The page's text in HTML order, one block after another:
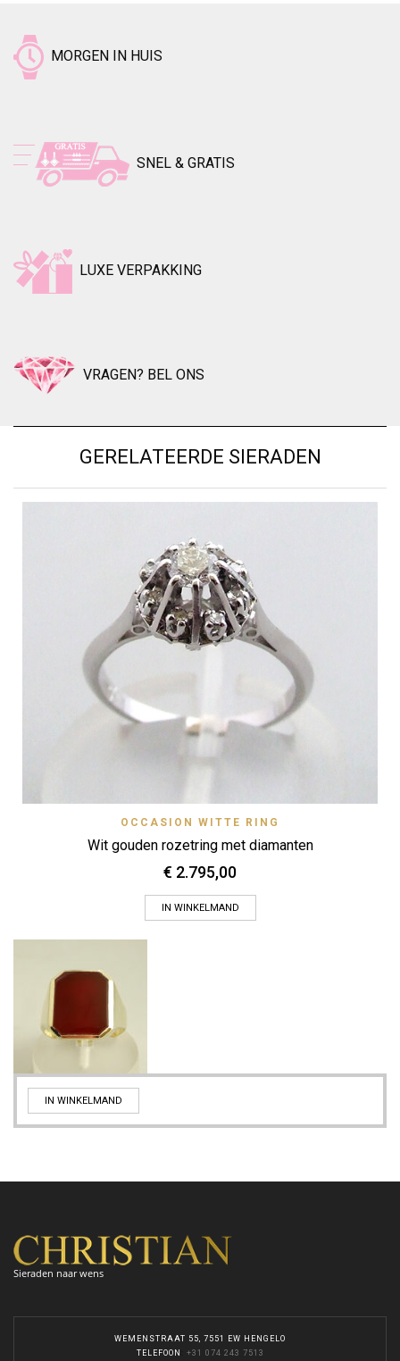
MORGEN IN HUIS
SNEL & GRATIS
LUXE VERPAKKING
VRAGEN? BEL ONS
GERELATEERDE SIERADEN
OCCASION WITTE RING
Wit gouden rozetring met diamanten
€ 2.795,00
IN WINKELMAND
IN WINKELMAND
Sieraden naar wens
WEMENSTRAAT 55, 7551 EW HENGELO
TELEFOON
+31 074 243 7513